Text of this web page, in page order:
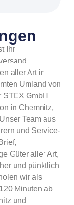
Ihr
aller Art in
Umland von
STEX GmbH
in Chemnitz,
Team aus
und Service-
Güter aller Art,
und pünktlich
wir als
Minuten ab
und